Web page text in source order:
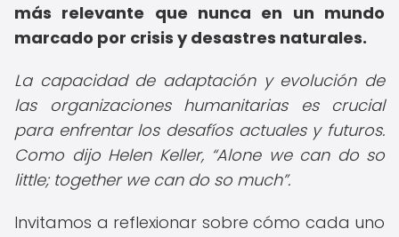
más relevante que nunca en un mundo
marcado por crisis y desastres naturales.
La capacidad de adaptación y evolución de
las organizaciones humanitarias es crucial
para enfrentar los desafíos actuales y futuros.
Como dijo Helen Keller, Alone we can do so
little; together we can do so much .
Invitamos a reflexionar sobre cómo cada uno